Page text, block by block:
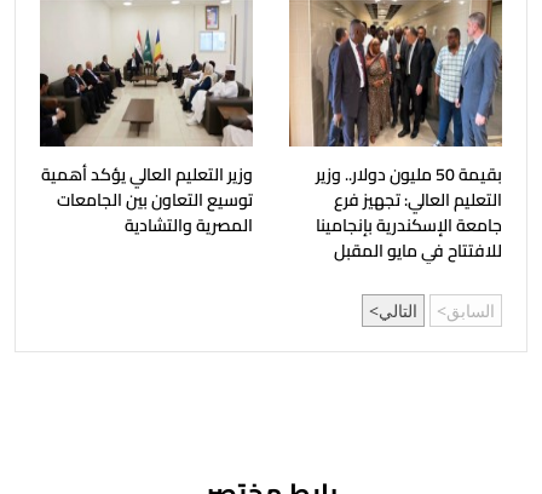
بقيمة 50 مليون دولار.. وزير
التعليم العالي: تجهيز فرع
جامعة الإسكندرية بإنجامينا
للافتتاح في مايو المقبل
وزير التعليم العالي يؤكد أهمية
توسيع التعاون بين الجامعات
المصرية والتشادية
السابق التالي